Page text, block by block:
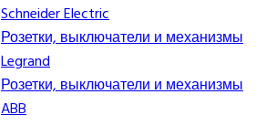
Schneider Electric
Розетки, выключатели и механизмы
Legrand
Розетки, выключатели и механизмы
ABB